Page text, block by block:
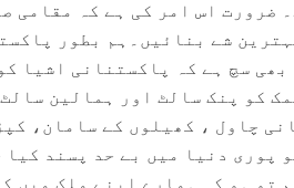
ضرورت اس امر کی ہے کہ مقامی
شے بنائیں۔ہم بطور
بھی سچ ہے کہ پاکستنانی اشیا
کو پنک سالٹ اور ہمالین
چاول ، کھیلوں کے سامان،
پوری دنیا میں بے حد پسند
تو ہو کہ ہمارے اپنے ملک میں